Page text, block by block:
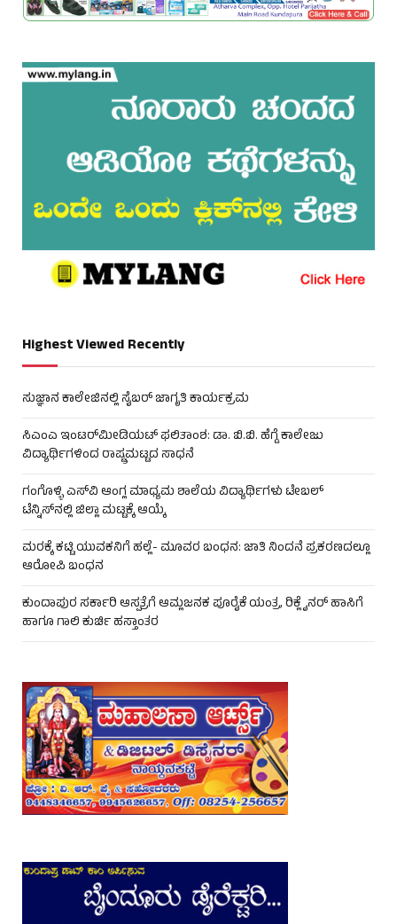
Highest Viewed Recently
ಸುಜ್ಞಾನ ಕಾಲೇಜಿನಲ್ಲಿ ಸೈಬರ್ ಜಾಗೃತಿ ಕಾರ್ಯಕ್ರಮ
ಸಿಎಂಎ ಇಂಟರ್‌ಮೀಡಿಯಟ್ ಫಲಿತಾಂಶ: ಡಾ. ಬಿ.ಬಿ. ಹೆಗ್ಡೆ ಕಾಲೇಜು
ವಿದ್ಯಾರ್ಥಿಗಳಿಂದ ರಾಷ್ಟ್ರಮಟ್ಟದ ಸಾಧನೆ
ಗಂಗೊಳ್ಳಿ ಎಸ್‌ವಿ ಆಂಗ್ಲ ಮಾಧ್ಯಮ ಶಾಲೆಯ ವಿದ್ಯಾರ್ಥಿಗಳು ಟೇಬಲ್‌
ಟೆನ್ನಿಸ್‌ನಲ್ಲಿ ಜಿಲ್ಲಾ ಮಟ್ಟಕ್ಕೆ ಆಯ್ಕೆ
ಮರಕ್ಕೆ ಕಟ್ಟಿ ಯುವಕನಿಗೆ ಹಲ್ಲೆ- ಮೂವರ ಬಂಧನ: ಜಾತಿ ನಿಂದನೆ ಪ್ರಕರಣದಲ್ಲೂ
ಆರೋಪಿ ಬಂಧನ
ಕುಂದಾಪುರ ಸರ್ಕಾರಿ ಆಸ್ಪತ್ರೆಗೆ ಆಮ್ಲಜನಕ ಪೂರೈಕೆ ಯಂತ್ರ, ರಿಕ್ಲೈನರ್ ಹಾಸಿಗೆ
ಹಾಗೂ ಗಾಲಿ ಕುರ್ಚಿ ಹಸ್ತಾಂತರ